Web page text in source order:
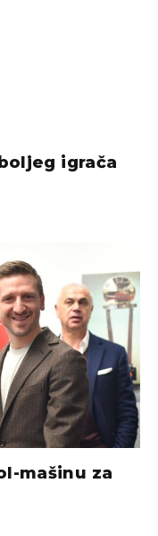
igrača
mašinu za